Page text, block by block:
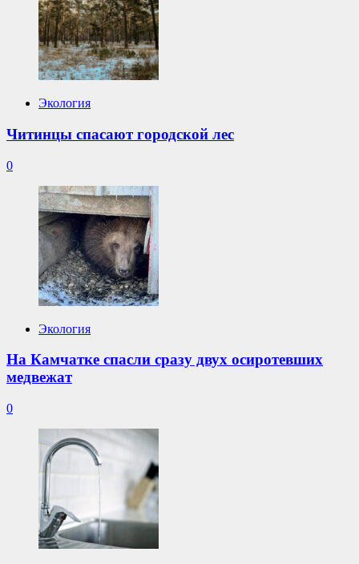
Экология
Читинцы спасают городской лес
0
Экология
На Камчатке спасли сразу двух осиротевших
медвежат
0